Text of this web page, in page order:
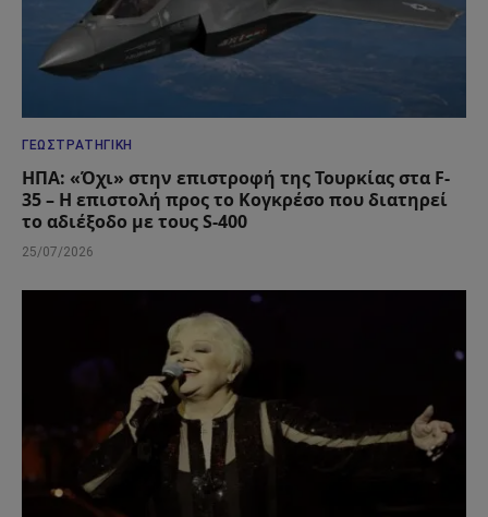
ΓΕΩΣΤΡΑΤΗΓΙΚΉ
ΗΠΑ: «Όχι» στην επιστροφή της Τουρκίας στα F-
35 – Η επιστολή προς το Κογκρέσο που διατηρεί
το αδιέξοδο με τους S-400
25/07/2026